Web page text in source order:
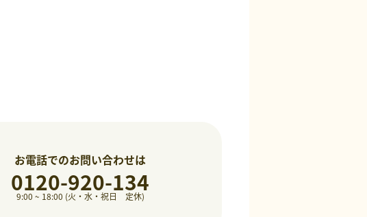
お電話でのお問い合わせは
0120-920-134
9:00 ~ 18:00 (火・水・祝日 定休)